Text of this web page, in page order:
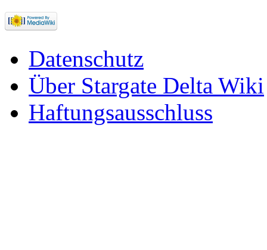
Datenschutz
Über Stargate Delta Wiki
Haftungsausschluss